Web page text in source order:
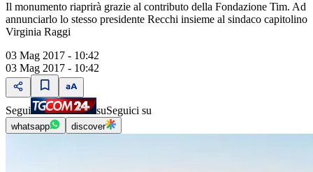
Il monumento riaprirà grazie al contributo della Fondazione Tim. Ad
annunciarlo lo stesso presidente Recchi insieme al sindaco capitolino
Virginia Raggi
03 Mag 2017 - 10:42
03 Mag 2017 - 10:42
Segui suSeguici su
whatsapp discover